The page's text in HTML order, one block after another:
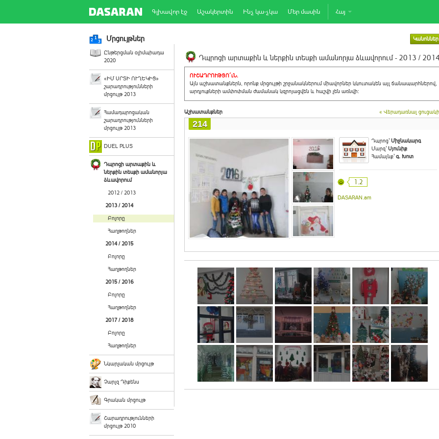
Գլխավոր էջ Աշակերտին Ինչ կա-չկա Մեր մասին Հայ
Մրցույթներ Կանոններ
Ընթերցման օլիմպիադա
2020
«ԻՄ ՍՐՏԻ ՈՒՂԵԿԻՑ»
շարադրությունների
մրցույթ 2013
Համադպրոցական
շարադրությունների
մրցույթ 2013
DUEL PLUS
Դպրոցի արտաքին և
ներքին տեսքի ամանորյա
ձևավորում
2012 / 2013
2013 / 2014
Բոլորը
Հաղթողներ
2014 / 2015
Բոլորը
Հաղթողներ
2015 / 2016
Բոլորը
Հաղթողներ
2017 / 2018
Բոլորը
Հաղթողներ
Նկարչական մրցույթ
Չարլզ Դիքենս
Գրական մրցույթ
Շարադրությունների
մրցույթ 2010
Դպրոցի արտաքին և ներքին տեսքի ամանորյա ձևավորում - 2013 / 2014
ՈՒՇԱԴՐՈՒԹՅՈ´ւՆ.
Այն աշխատանքներն, որոնք մրցույթի շրջանակներում միավորներ կկուտակեն այլ ճանապարհներով,
արդյուքների ամփոփման ժամանակ կզրոյացվեն և հաշվի չեն առնվի:
Աշխատանքներ « Վերադառնալ
214
Դպրոց`Միջնակարգ
Մարզ`Սյունիք
Համայնք`գ. Խոտ
1.2
DASARAN.am